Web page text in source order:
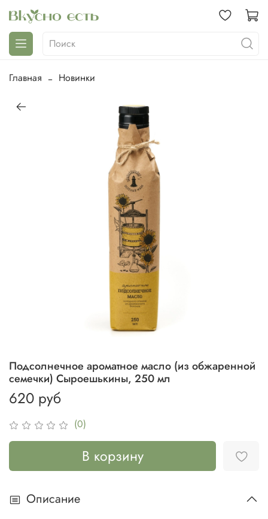
Главная Новинки
(0)
Подсолнечное ароматное масло (из обжаренной
семечки) Сыроешькины, 250 мл
620 руб
В корзину
Описание